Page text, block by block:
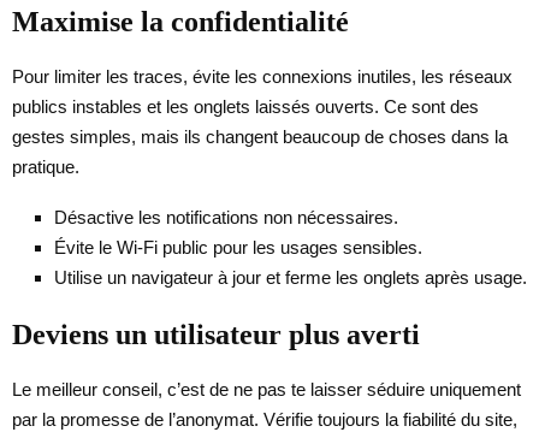
Maximise la confidentialité
Pour limiter les traces, évite les connexions inutiles, les réseaux
publics instables et les onglets laissés ouverts. Ce sont des
gestes simples, mais ils changent beaucoup de choses dans la
pratique.
Désactive les notifications non nécessaires.
Évite le Wi-Fi public pour les usages sensibles.
Utilise un navigateur à jour et ferme les onglets après usage.
Deviens un utilisateur plus averti
Le meilleur conseil, c’est de ne pas te laisser séduire uniquement
par la promesse de l’anonymat. Vérifie toujours la fiabilité du site,